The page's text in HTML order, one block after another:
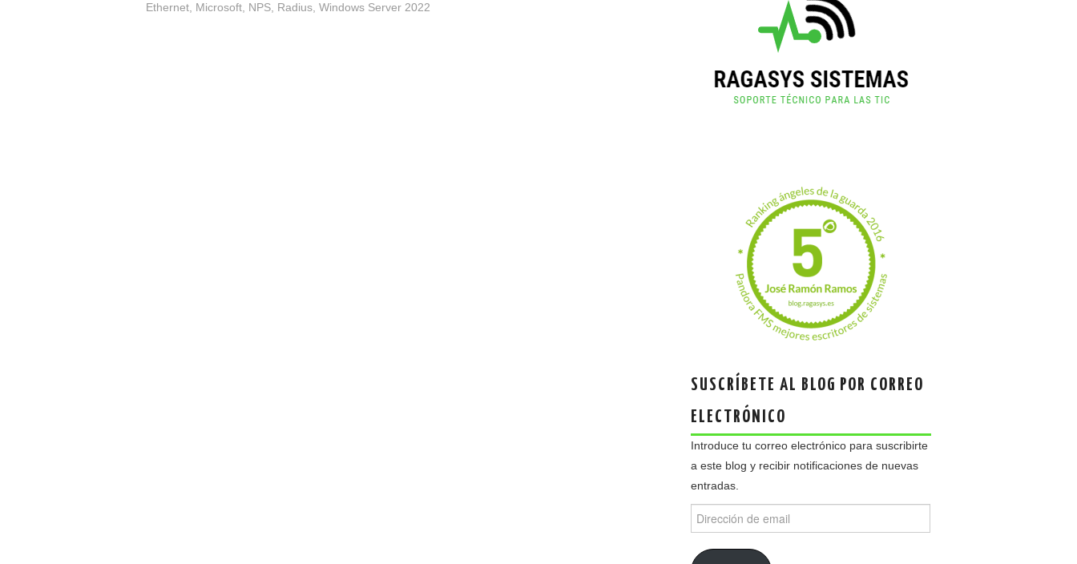
Ethernet Microsoft NPS Radius Windows Server 2022
SUSCRÍBETE AL BLOG POR CORREO
ELECTRÓNICO
Introduce tu correo electrónico para suscribirte
a este blog y recibir notificaciones de nuevas
entradas.
de